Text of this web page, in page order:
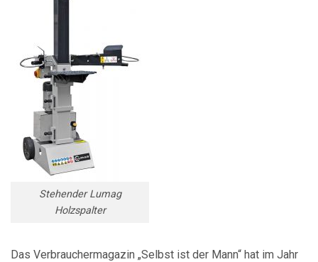
Stehender Lumag
Holzspalter
Das Verbrauchermagazin „Selbst ist der Mann“ hat im Jahr